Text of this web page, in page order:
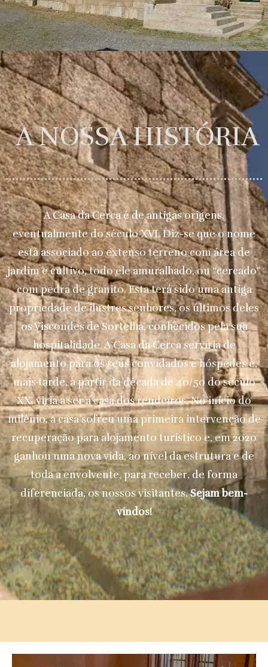
A NOSSA HISTÓRIA
A Casa da Cerca é de antigas origens,
eventualmente do século XVI. Diz-se que o nome
está associado ao extenso terreno com área de
jardim e cultivo, todo ele amuralhado, ou “cercado”
com pedra de granito. Esta terá sido uma antiga
propriedade de ilustres senhores, os últimos deles
os Viscondes de Sortelha, conhecidos pela sua
hospitalidade. A Casa da Cerca serviria de
alojamento para os seus convidados e hóspedes e,
mais tarde, a partir da década de 40/50 do século
XX, viria a ser a casa dos rendeiros. No início do
milénio, a casa sofreu uma primeira intervenção de
recuperação para alojamento turístico e, em 2020
ganhou uma nova vida, ao nível da estrutura e de
toda a envolvente, para receber, de forma
diferenciada, os nossos visitantes.Sejam bem-
vindos!